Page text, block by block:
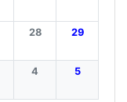
28 29
4 5